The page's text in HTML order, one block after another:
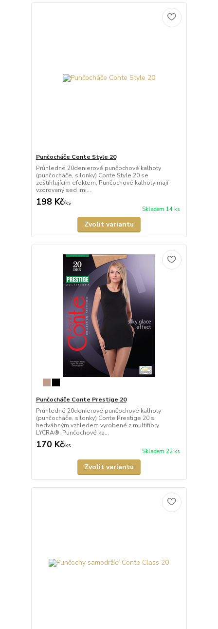
Punčocháče Conte Style 20
Průhledné 20denierové punčochové kalhoty
(punčocháče, silonky) Conte Style 20 se
zeštíhlujícím efektem. Punčochové kalhoty mají
vzorovaný sed imi...
198 Kč/ks
Skladem 14 ks
Zvolit variantu
Punčocháče Conte Prestige 20
Průhledné 20denierové punčochové kalhoty
(punčocháče, silonky) Conte Prestige 20 s
hedvábným vzhledem vyrobené z multifíbry
LYCRA®. Punčochové ka...
170 Kč/ks
Skladem 22 ks
Zvolit variantu